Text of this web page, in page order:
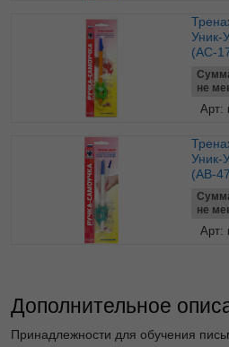
Тренажер для обучения правильной технике письма
Уник-
(АС-
не
Арт:
Тренажер для обучения правильной технике письма
Уник-
(АВ-
не
Арт:
Дополнительное
Принадлежности для обучения